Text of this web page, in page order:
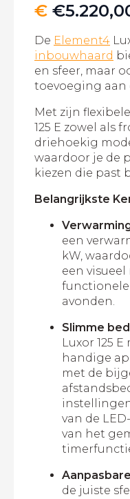
€ €
De Element4
inbouwhaard
en sfeer, maar
toevoeging aan
Met zijn
125 E zowel als
driehoekig
waardoor je de
kiezen die past
Belangrijkste
een
kW,
een
avonden.
Slimme
Luxor 125
handige
met de
van de
van het
de juiste